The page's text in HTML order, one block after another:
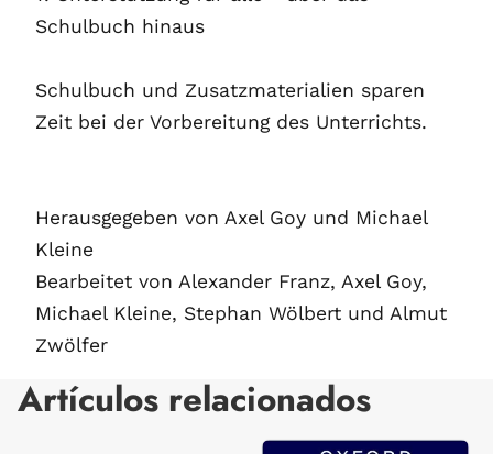
Schulbuch hinaus
Schulbuch und Zusatzmaterialien sparen
Zeit bei der Vorbereitung des Unterrichts.
Herausgegeben von Axel Goy und Michael
Kleine
Bearbeitet von Alexander Franz, Axel Goy,
Michael Kleine, Stephan Wölbert und Almut
Zwölfer
Artículos relacionados